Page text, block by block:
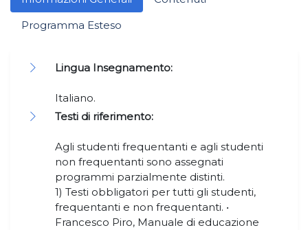
Programma Esteso
Lingua Insegnamento:
Italiano.
Testi di riferimento:
Agli studenti frequentanti e agli studenti
non frequentanti sono assegnati
programmi parzialmente distinti.
1) Testi obbligatori per tutti gli studenti,
frequentanti e non frequentanti. •
Francesco Piro, Manuale di educazione